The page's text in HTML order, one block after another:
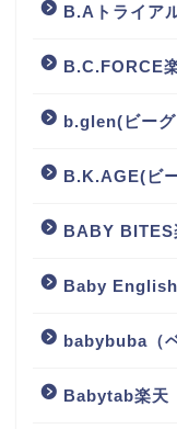
B.Aトライア
B.C.FORCE
b.glen(ビー
B.K.AGE(ビ
BABY BITES
Baby
babybuba（
Babytab楽天